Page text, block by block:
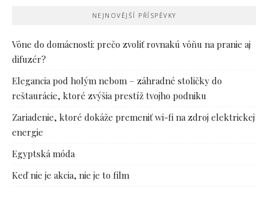
NEJNOVĚJŠÍ PŘÍSPĚVKY
Vône do domácnosti: prečo zvoliť rovnakú vôňu na pranie aj
difuzér?
Elegancia pod holým nebom – záhradné stoličky do
reštaurácie, ktoré zvýšia prestíž tvojho podniku
Zariadenie, ktoré dokáže premeniť wi-fi na zdroj elektrickej
energie
Egyptská móda
Keď nie je akcia, nie je to film